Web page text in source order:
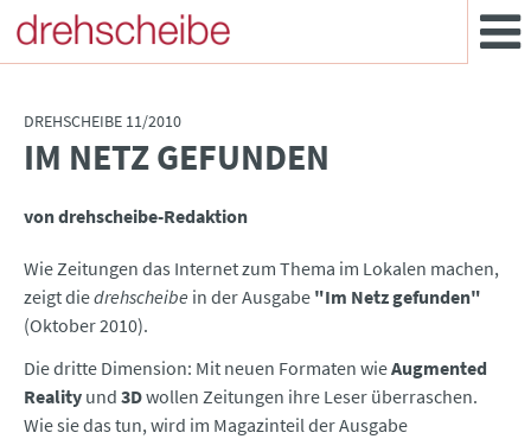
DREHSCHEIBE 11/2010
:IM NETZ GEFUNDEN
von drehscheibe-Redaktion
Wie Zeitungen das Internet zum Thema im Lokalen machen,
zeigt diedrehscheibe in der Ausgabe "Im Netz gefunden"
(Oktober 2010).
Die dritte Dimension: Mit neuen Formaten wieAugmented
Reality und 3Dwollen Zeitungen ihre Leser überraschen.
Wie sie das tun, wird im Magazinteil der Ausgabe